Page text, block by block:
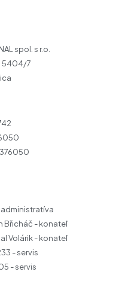
spol. s r.o.
5404/7
administratíva
Břicháč - konateľ
Volárik - konateľ
- servis
- servis